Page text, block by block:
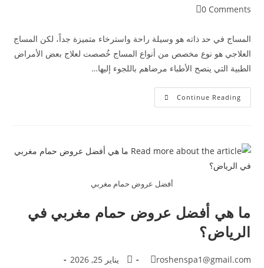
0 Comments
المساج في حد ذاته هو وسيلة راحة واسترخاء متميزة جداً، لكن المساج
العلاجي هو نوع مخصص من أنواع المساج خُصصت لعلاج بعض الأمراض
الطبية التي ينصح الأطباء مرضاهم باللجوء إليها…
Continue Reading
أفضل عروض حمام مغربي
ما هي أفضل عروض حمام مغربي في
الرياض؟
roshenspa1@gmail.com
يناير 25, 2026